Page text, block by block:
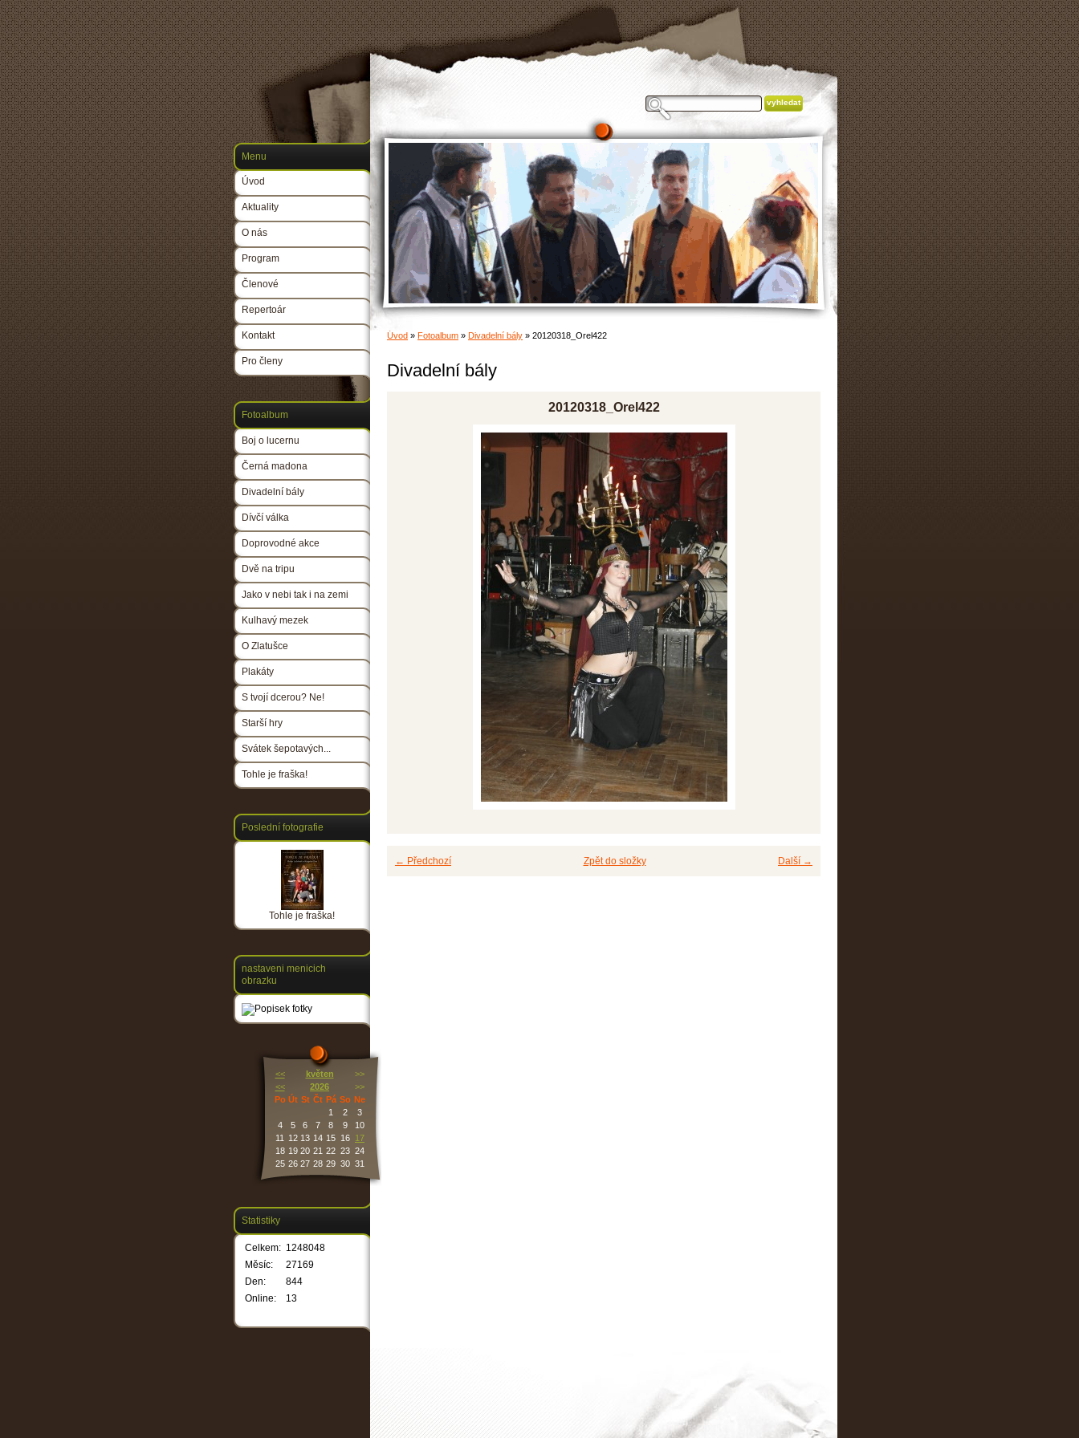
Úvod » Fotoalbum » Divadelní bály » 20120318_Orel422
Divadelní bály
20120318_Orel422
← Předchozí Další →
Zpět do složky
Menu
Úvod
Aktuality
O nás
Program
Členové
Repertoár
Kontakt
Pro členy
Fotoalbum
Boj o lucernu
Černá madona
Divadelní bály
Dívčí válka
Doprovodné akce
Dvě na tripu
Jako v nebi tak i na zemi
Kulhavý mezek
O Zlatušce
Plakáty
S tvojí dcerou? Ne!
Starší hry
Svátek šepotavých...
Tohle je fraška!
Poslední fotografie
Tohle je fraška!
nastaveni menicich
obrazku
<< květen
>>
<<
2026
>>
Po Út St Čt Pá So Ne
1
2
3
4
5 6 7 8 9
10
11
12 13 14 15 16
17
18 19 20 21 22 23 24
25 26 27 28 29 30 31
Statistiky
Online: 13
Celkem: 1248048
Měsíc:
27169
Den:
844